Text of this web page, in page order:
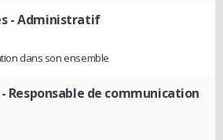
- Administratif
dans son ensemble
- Responsable de communication